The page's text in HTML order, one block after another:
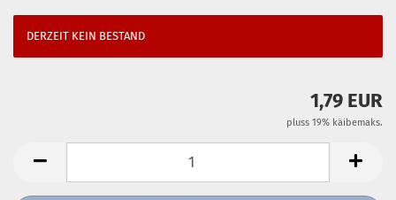
DERZEIT KEIN BESTAND
1,79 EUR
pluss 19% käibemaks.